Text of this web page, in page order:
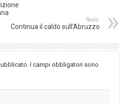
Succ.
Continua il caldo sull’Abruzzo
I campi obbligatori sono